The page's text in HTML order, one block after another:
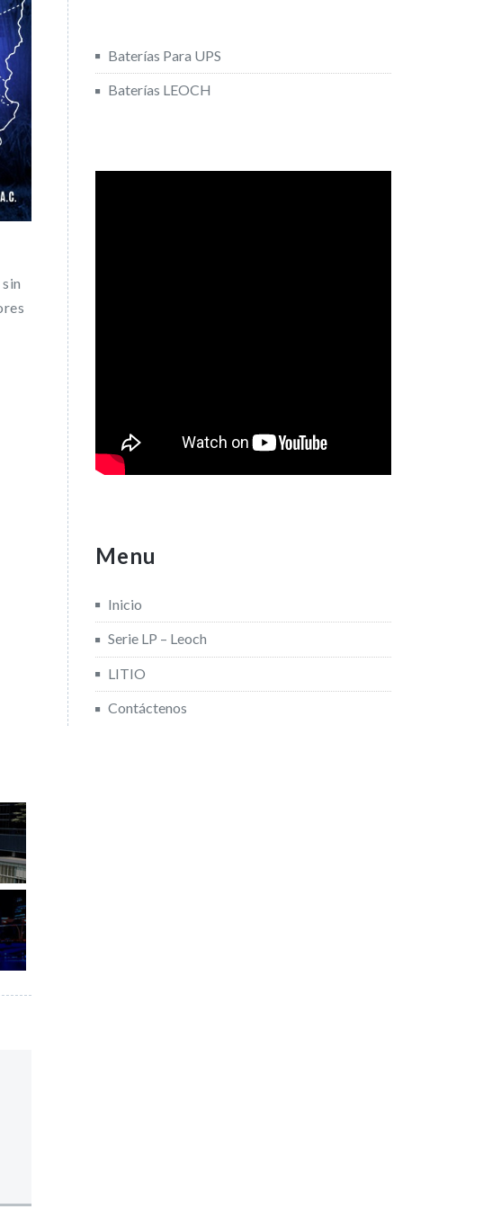
Baterías Para UPS
Baterías LEOCH
Menu
Inicio
Serie LP – Leoch
LITIO
Contáctenos